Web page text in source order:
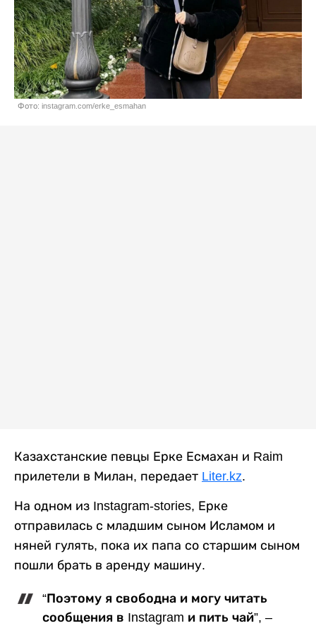
Фото: instagram.com/erke_esmahan
Казахстанские певцы Ерке Есмахан и Raim
прилетели в Милан, передает Liter.kz.
На одном из Instagram-stories, Ерке
отправилась с младшим сыном Исламом и
няней гулять, пока их папа со старшим сыном
пошли брать в аренду машину.
“Поэтому я свободна и могу читать
сообщения в Instagram и пить чай”, –